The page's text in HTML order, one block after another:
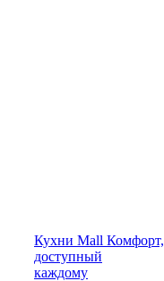
Кухни Mall Комфорт,
доступный
каждому